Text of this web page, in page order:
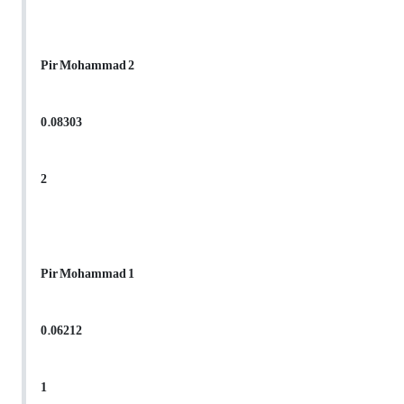
Pir Mohammad 2
0.08303
2
Pir Mohammad 1
0.06212
1